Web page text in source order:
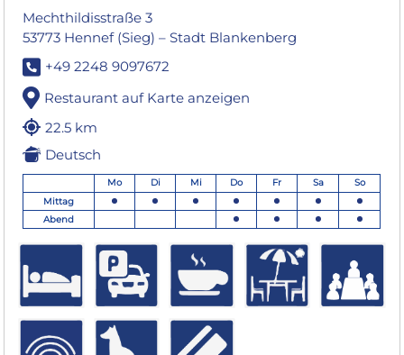
Mechthildisstraße 3
53773 Hennef (Sieg) – Stadt Blankenberg
+49 2248 9097672
Restaurant auf Karte anzeigen
22.5 km
Deutsch
Mo Di Mi Do Fr Sa
So
Mittag
Abend